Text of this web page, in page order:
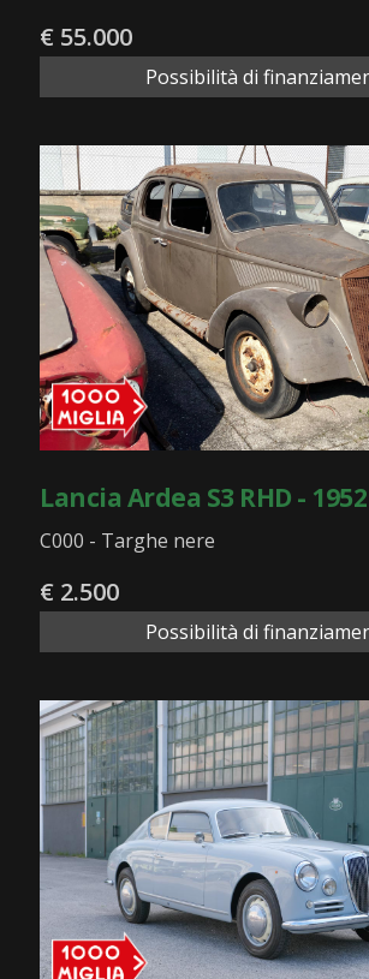
€ 55.000
Possibilità di
Lancia Ardea S3 RHD - 1952
C000 - Targhe nere
€ 2.500
Possibilità di